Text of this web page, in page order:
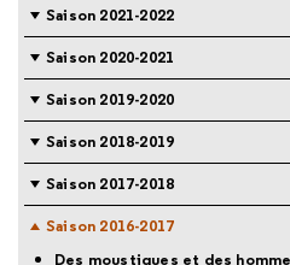
Saison 2021-2022
Saison 2020-2021
Saison 2019-2020
Saison 2018-2019
Saison 2017-2018
Saison 2016-2017
Des moustiques et des